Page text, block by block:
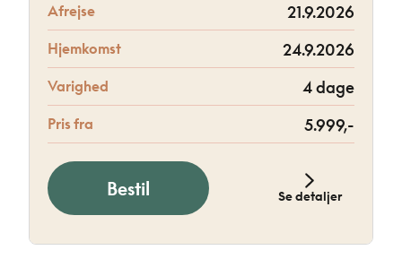
Afrejse 21.9.2026
Hjemkomst 24.9.2026
Varighed 4 dage
Pris fra 5.999,-
Bestil Se detaljer